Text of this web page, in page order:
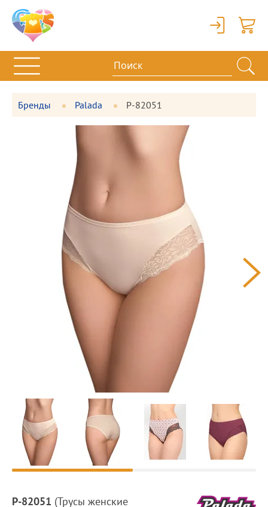
Вход
Бренды Palada P-82051
Фотографии
товара
Предпросмотр
фотографий
Описание
P-82051 (Трусы женские